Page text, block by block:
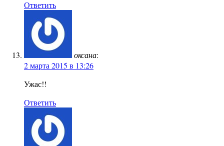
Ответить
оксана:
2 марта 2015 в 13:26
Ужас!!
Ответить